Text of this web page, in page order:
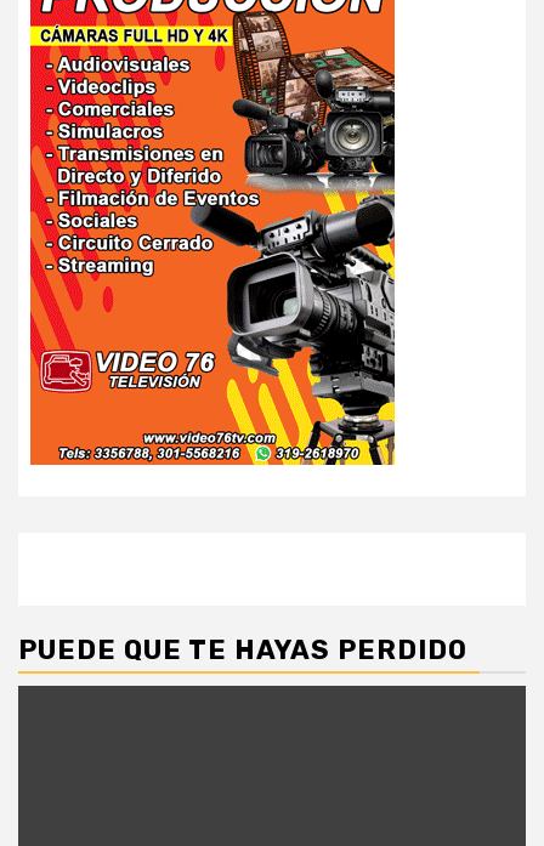
PUEDE QUE TE HAYAS PERDIDO